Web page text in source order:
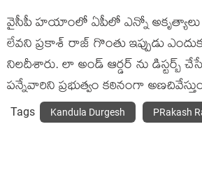
వైసీపీ హయాంలో ఏపీలో ఎన్నో అకృత్యాలు
లేవని ప్రకాశ్ రాజ్ గొంతు ఇప్పుడు
నిలదీశారు. లా అండ్ ఆర్డర్ ను డిస్టర్బ్
పన్నేవారిని ప్రభుత్వం కఠినంగా
Tags Kandula Durgesh PRakash